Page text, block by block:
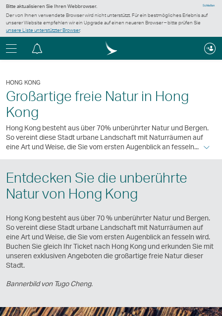
Schließen
Bitte aktualisieren Sie Ihren Webbrowser.
Der von Ihnen verwendete Browser wird nicht unterstützt. Für ein bestmögliches Erlebnis auf
unserer Website empfehlen wir ein Upgrade auf einen neueren Browser – bitte prüfen Sie
unsere Liste unterstützter Browser.
HONG KONG
Großartige freie Natur in Hong
Kong
Hong Kong besteht aus über 70% unberührter Natur und Bergen.
So vereint diese Stadt urbane Landschaft mit Naturräumen auf
eine Art und Weise, die Sie vom ersten Augenblick an fesseln...
Entdecken Sie die unberührte
Natur von Hong Kong
Hong Kong besteht aus über 70 % unberührter Natur und Bergen.
So vereint diese Stadt urbane Landschaft mit Naturräumen auf
eine Art und Weise, die Sie vom ersten Augenblick an fesseln wird.
Buchen Sie gleich Ihr Ticket nach Hong Kong und erkunden Sie mit
unseren exklusiven Angeboten die großartige freie Natur dieser
Stadt.
Bannerbild von Tugo Cheng.